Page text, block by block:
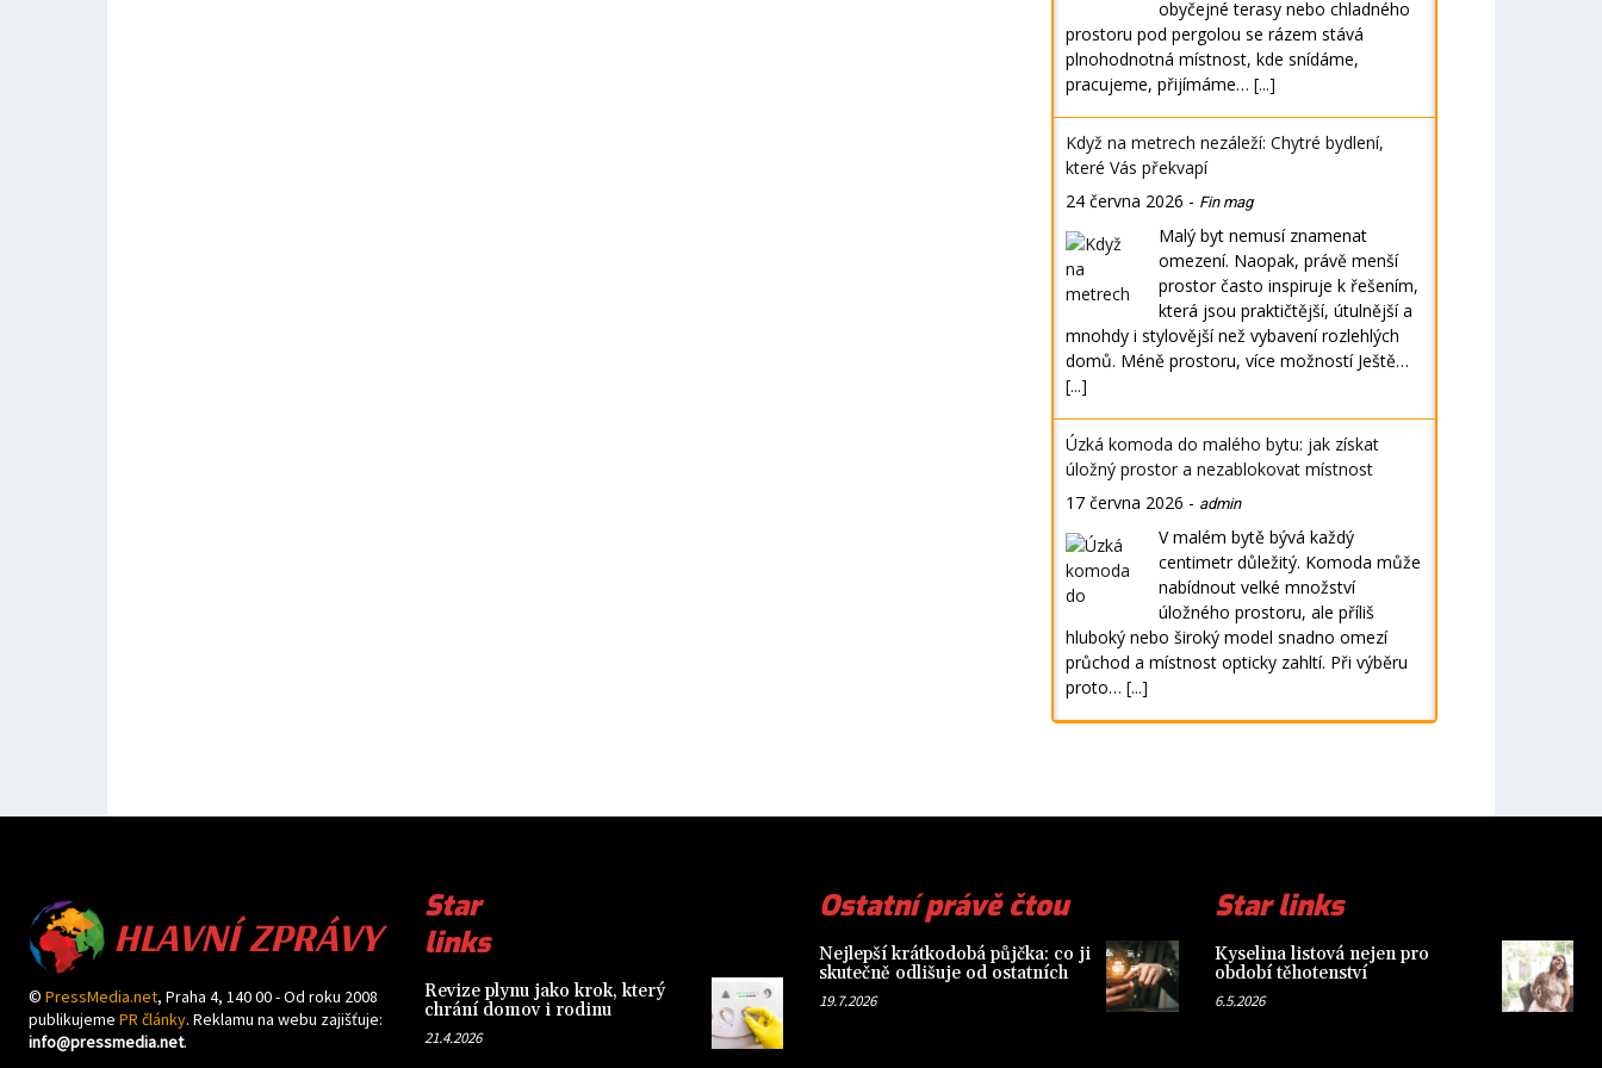
obyčejné terasy nebo chladného
prostoru pod pergolou se rázem stává
plnohodnotná místnost, kde snídáme,
pracujeme, přijímáme… [...]
Když na metrech nezáleží: Chytré bydlení,
které Vás překvapí
24 června 2026 - Fin mag
Malý byt nemusí znamenat
omezení. Naopak, právě menší
prostor často inspiruje k řešením,
která jsou praktičtější, útulnější a
mnohdy i stylovější než vybavení rozlehlých
domů. Méně prostoru, více možností Ještě…
[...]
Úzká komoda do malého bytu: jak získat
úložný prostor a nezablokovat místnost
17 června 2026 - admin
V malém bytě bývá každý
centimetr důležitý. Komoda může
nabídnout velké množství
úložného prostoru, ale příliš
hluboký nebo široký model snadno omezí
průchod a místnost opticky zahltí. Při výběru
proto… [...]
HLAVNÍ ZPRÁVY
© PressMedia.net, Praha 4, 140 00 - Od roku 2008
publikujeme PR články. Reklamu na webu zajišťuje:
info@pressmedia.net.
Star
links
Revize plynu jako krok, který
chrání domov i rodinu
21.4.2026
Ostatní právě čtou
Nejlepší krátkodobá půjčka: co ji
skutečně odlišuje od ostatních
19.7.2026
Star links
Kyselina listová nejen pro
období těhotenství
6.5.2026